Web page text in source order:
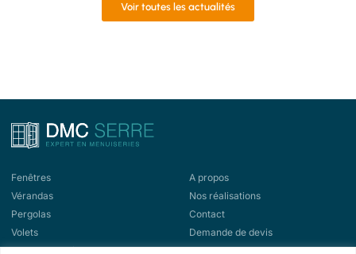
Voir toutes les actualités
Fenêtres
Vérandas
Pergolas
Volets
Portes d'entrée
A propos
Nos réalisations
Contact
Demande de devis
Demande de rappel